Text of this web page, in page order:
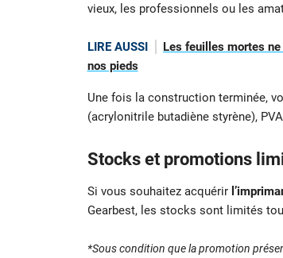
vieux, les professionnels ou les
LIRE AUSSI
Les feuilles mortes
nos pieds
Une fois la construction terminée,
(acrylonitrile butadiène styrène),
Stocks et promotions
Si vous souhaitez acquérir
Gearbest, les stocks sont limités
*Sous condition que la promotion